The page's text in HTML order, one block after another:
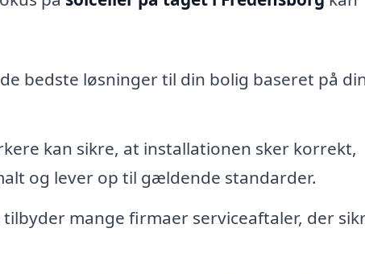
bedste løsninger til din bolig baseret på
kan sikre, at installationen sker korrekt,
og lever op til gældende standarder.
mange firmaer serviceaftaler, der